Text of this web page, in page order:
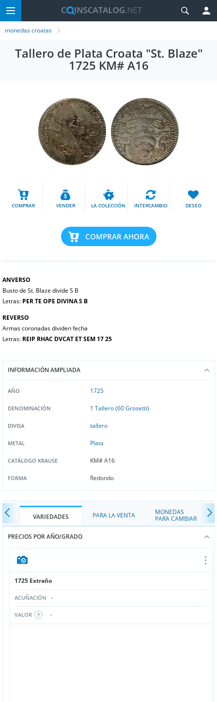
monedas croatas
Tallero de Plata Croata "St. Blaze"
1725 KM# A16
COMPRAR VENDER LA COLECCIÓN INTERCAMBIO DESEO
COMPRAR AHORA
ANVERSO
Busto de St. Blaze divide S B
Letras: PER TE OPE DIVINA S B
REVERSO
Armas coronadas dividen fecha
Letras: REIP RHAC DVCAT ET SEM 17 25
INFORMACIÓN AMPLIADA
AÑO 1725
DENOMINACIÓN 1 Tallero (60 Grosetti)
DIVISA tallero
METAL Plata
CATÁLOGO KRAUSE KM# A16
FORMA Redondo
VARIEDADES PARA LA VENTA
MONEDAS
PARA CAMBIAR
PRECIOS POR AÑO/GRADO
1725 Extraño
ACUÑACIÓN -
VALOR -